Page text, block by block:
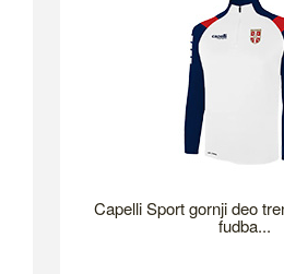
Capelli Sport gornji deo
fudba...